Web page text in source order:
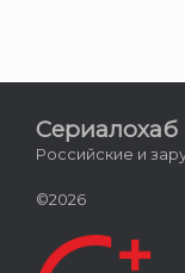
Сериалохаб
Российские и
©2026